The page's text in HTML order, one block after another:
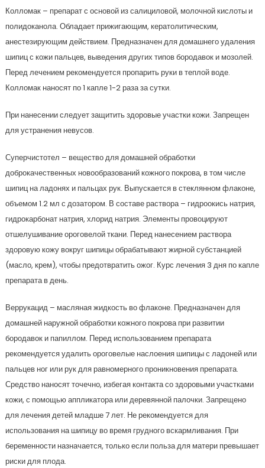
Колломак – препарат с основой из салициловой, молочной кислоты и
полидоканола. Обладает прижигающим, кератолитическим,
анестезирующим действием. Предназначен для домашнего удаления
шипиц с кожи пальцев, выведения других типов бородавок и мозолей.
Перед лечением рекомендуется пропарить руки в теплой воде.
Колломак наносят по 1 капле 1-2 раза за сутки.
При нанесении следует защитить здоровые участки кожи. Запрещен
для устранения невусов.
Суперчистотел – вещество для домашней обработки
доброкачественных новообразований кожного покрова, в том числе
шипиц на ладонях и пальцах рук. Выпускается в стеклянном флаконе,
объемом 1.2 мл с дозатором. В составе раствора – гидроокись натрия,
гидрокарбонат натрия, хлорид натрия. Элементы провоцируют
отшелушивание ороговелой ткани. Перед нанесением раствора
здоровую кожу вокруг шипицы обрабатывают жирной субстанцией
(масло, крем), чтобы предотвратить ожог. Курс лечения 3 дня по капле
препарата в день.
Веррукацид – масляная жидкость во флаконе. Предназначен для
домашней наружной обработки кожного покрова при развитии
бородавок и папиллом. Перед использованием препарата
рекомендуется удалить ороговелые наслоения шипицы с ладоней или
пальцев ног или рук для равномерного проникновения препарата.
Средство наносят точечно, избегая контакта со здоровыми участками
кожи, с помощью аппликатора или деревянной палочки. Запрещено
для лечения детей младше 7 лет. Не рекомендуется для
использования на шипицу во время грудного вскармливания. При
беременности назначается, только если польза для матери превышает
риски для плода.